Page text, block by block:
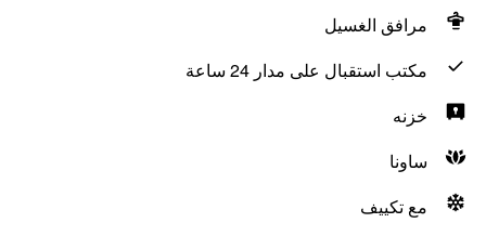
مرافق الغسيل
مكتب استقبال على مدار 24 ساعة
خزنه
ساونا
مع تكييف